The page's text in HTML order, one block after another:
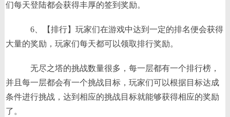
们每天登陆都会获得丰厚的签到奖励。
6、【排行】玩家们在游戏中达到一定的排名便会获得
大量的奖励，玩家们每天都可以领取排行奖励。
无尽之塔的挑战数量很多，每一层都有一个排行榜，
并且每一层都会有一个挑战目标，玩家们可以根据目标达成
条件进行挑战，达到相应的挑战目标就能够获得相应的奖励
了。